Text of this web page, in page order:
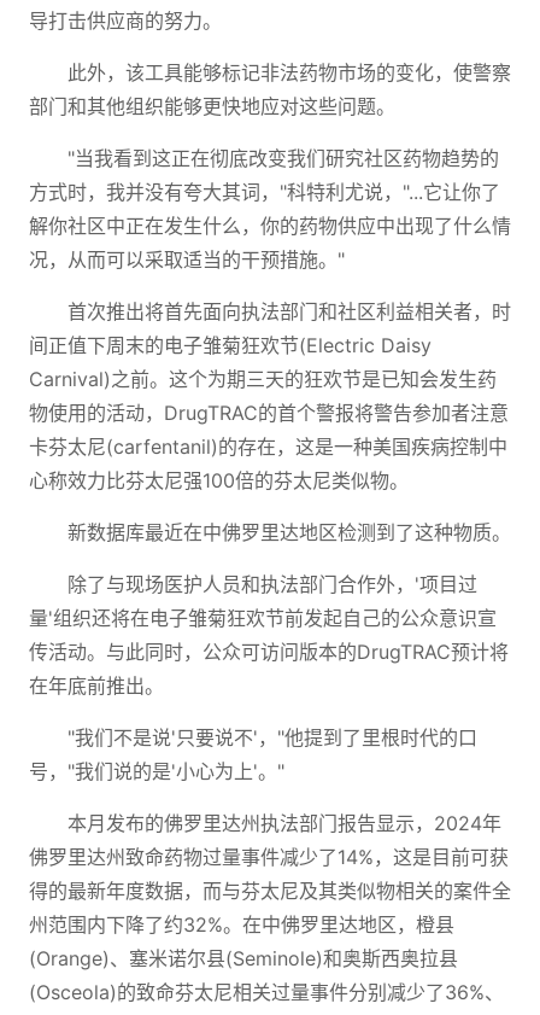
导打击供应商的努力。
此外，该工具能够标记非法药物市场的变化，使警察
部门和其他组织能够更快地应对这些问题。
"当我看到这正在彻底改变我们研究社区药物趋势的
方式时，我并没有夸大其词，"科特利尤说，"...它让你了
解你社区中正在发生什么，你的药物供应中出现了什么情
况，从而可以采取适当的干预措施。"
首次推出将首先面向执法部门和社区利益相关者，时
间正值下周末的电子雏菊狂欢节(Electric Daisy
Carnival)之前。这个为期三天的狂欢节是已知会发生药
物使用的活动，DrugTRAC的首个警报将警告参加者注意
卡芬太尼(carfentanil)的存在，这是一种美国疾病控制中
心称效力比芬太尼强100倍的芬太尼类似物。
新数据库最近在中佛罗里达地区检测到了这种物质。
除了与现场医护人员和执法部门合作外，'项目过
量'组织还将在电子雏菊狂欢节前发起自己的公众意识宣
传活动。与此同时，公众可访问版本的DrugTRAC预计将
在年底前推出。
"我们不是说'只要说不'，"他提到了里根时代的口
号，"我们说的是'小心为上'。"
本月发布的佛罗里达州执法部门报告显示，2024年
佛罗里达州致命药物过量事件减少了14%，这是目前可获
得的最新年度数据，而与芬太尼及其类似物相关的案件全
州范围内下降了约32%。在中佛罗里达地区，橙县
(Orange)、塞米诺尔县(Seminole)和奥斯西奥拉县
(Osceola)的致命芬太尼相关过量事件分别减少了36%、